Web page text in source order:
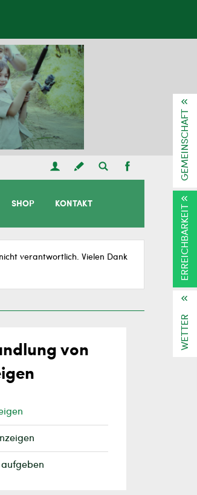
SHOP KONTAKT
verantwortlich. Vielen Dank
von
GEMEINSCHAFT
ERREICHBARKEIT
WETTER